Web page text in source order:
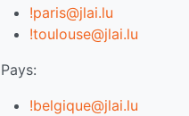
!paris@jlai.lu
!toulouse@jlai.lu
Pays:
!belgique@jlai.lu